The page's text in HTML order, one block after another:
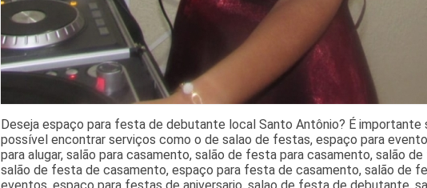
Deseja espaço para festa de debutante local Santo Antônio? É importante
possível encontrar serviços como o de salao de festas, espaço para
para alugar, salão para casamento, salão de festa para casamento, salão
salão de festa de casamento, espaço para festa de casamento, salão de